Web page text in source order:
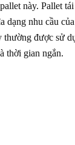
này. Pallet
dạng nhu cầu
thường được sử
thời gian ngắn.